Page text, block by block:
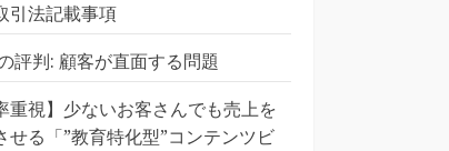
引法記載事項
評判: 顧客が直面する問題
重視】少ないお客さんでも売上を
せる「”教育特化型”コンテンツビ